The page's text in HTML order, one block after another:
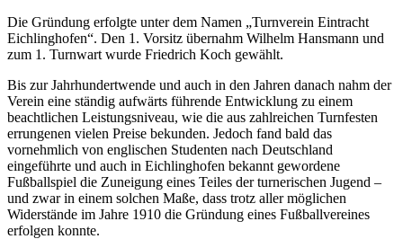
Die Gründung erfolgte unter dem Namen „Turnverein Eintracht
Eichlinghofen“. Den 1. Vorsitz übernahm Wilhelm Hansmann und
zum 1. Turnwart wurde Friedrich Koch gewählt.
Bis zur Jahrhundertwende und auch in den Jahren danach nahm der
Verein eine ständig aufwärts führende Entwicklung zu einem
beachtlichen Leistungsniveau, wie die aus zahlreichen Turnfesten
errungenen vielen Preise bekunden. Jedoch fand bald das
vornehmlich von englischen Studenten nach Deutschland
eingeführte und auch in Eichlinghofen bekannt gewordene
Fußballspiel die Zuneigung eines Teiles der turnerischen Jugend –
und zwar in einem solchen Maße, dass trotz aller möglichen
Widerstände im Jahre 1910 die Gründung eines Fußballvereines
erfolgen konnte.